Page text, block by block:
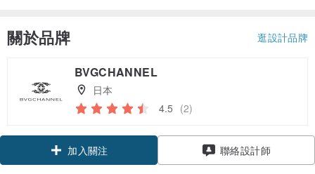
關於品牌 逛設計品牌
BVGCHANNEL
日本
4.5 (2)
加入關注 聯絡設計師